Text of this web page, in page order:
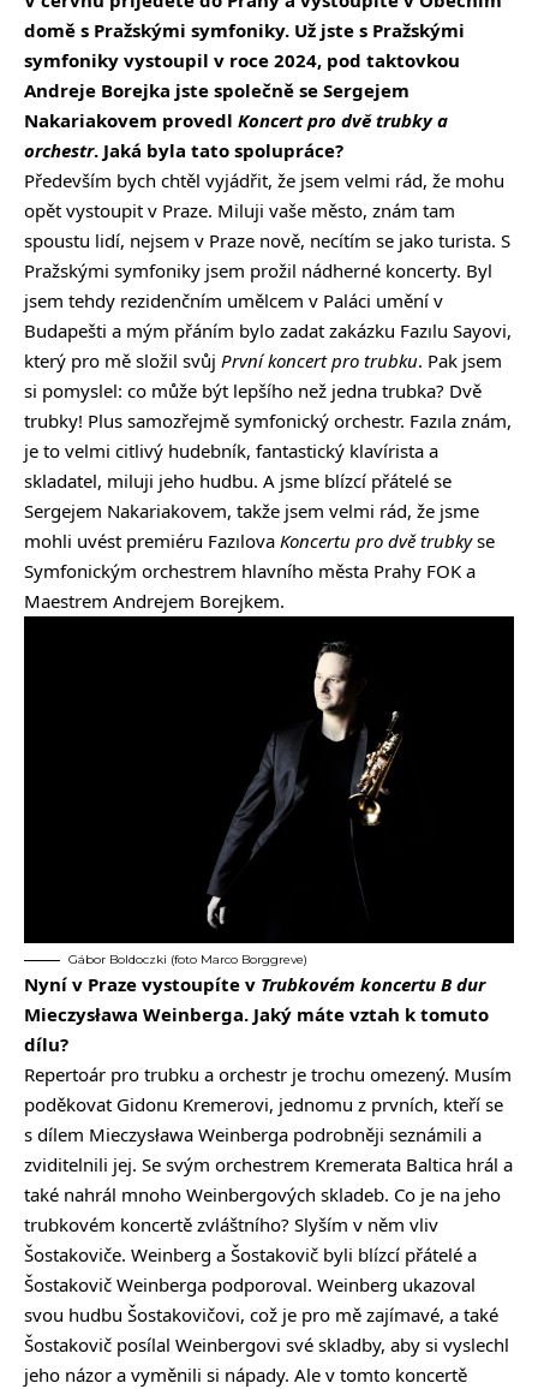
domě s Pražskými symfoniky. Už jste s Pražskými
symfoniky vystoupil v roce 2024, pod taktovkou
Andreje Borejka jste společně se Sergejem
Nakariakovem provedl Koncert pro dvě trubky a
orchestr. Jaká byla tato spolupráce?
Především bych chtěl vyjádřit, že jsem velmi rád, že mohu
opět vystoupit v Praze. Miluji vaše město, znám tam
spoustu lidí, nejsem v Praze nově, necítím se jako turista. S
Pražskými symfoniky jsem prožil nádherné koncerty. Byl
jsem tehdy rezidenčním umělcem v Paláci umění v
Budapešti a mým přáním bylo zadat zakázku Fazılu Sayovi,
který pro mě složil svůj První koncert pro trubku. Pak jsem
si pomyslel: co může být lepšího než jedna trubka? Dvě
trubky! Plus samozřejmě symfonický orchestr. Fazıla znám,
je to velmi citlivý hudebník, fantastický klavírista a
skladatel, miluji jeho hudbu. A jsme blízcí přátelé se
Sergejem Nakariakovem, takže jsem velmi rád, že jsme
mohli uvést premiéru Fazılova Koncertu pro dvě trubkyse
Symfonickým orchestrem hlavního města Prahy FOK a
Maestrem Andrejem Borejkem.
Gábor Boldoczki (foto Marco Borggreve)
Nyní v Praze vystoupíte v Trubkovém koncertu B dur
Mieczysława Weinberga. Jaký máte vztah k tomuto
dílu?
Repertoár pro trubku a orchestr je trochu omezený. Musím
poděkovat Gidonu Kremerovi, jednomu z prvních, kteří se
s dílem Mieczysława Weinberga podrobněji seznámili a
zviditelnili jej. Se svým orchestrem Kremerata Baltica hrál a
také nahrál mnoho Weinbergových skladeb. Co je na jeho
trubkovém koncertě zvláštního? Slyším v něm vliv
Šostakoviče. Weinberg a Šostakovič byli blízcí přátelé a
Šostakovič Weinberga podporoval. Weinberg ukazoval
svou hudbu Šostakovičovi, což je pro mě zajímavé, a také
Šostakovič posílal Weinbergovi své skladby, aby si vyslechl
jeho názor a vyměnili si nápady. Ale v tomto koncertě